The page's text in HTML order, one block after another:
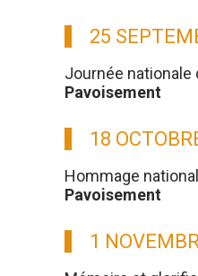
25
Journée
Pavoisement
18
Hommage
Pavoisement
1